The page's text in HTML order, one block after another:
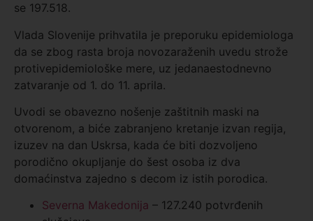
se 197.518.
Vlada Slovenije prihvatila je preporuku epidemiologa
da se zbog rasta broja novozaraženih uvedu strože
protivepidemiološke mere, uz jedanaestodnevno
zatvaranje od 1. do 11. aprila.
Uvodi se obavezno nošenje zaštitnih maski na
otvorenom, a biće zabranjeno kretanje izvan regija,
izuzev na dan Uskrsa, kada će biti dozvoljeno
porodično okupljanje do šest osoba iz dva
domaćinstva zajedno s decom iz istih porodica.
Severna Makedonija – 127.240 potvrđenih